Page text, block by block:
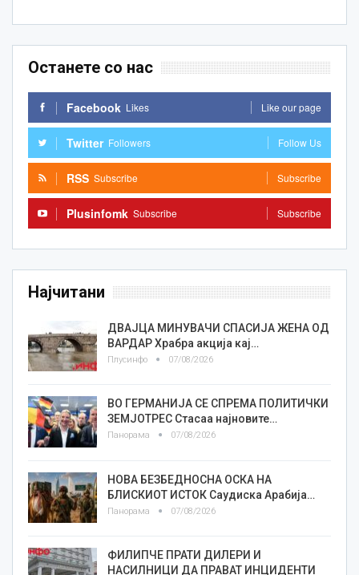
Останете со нас
Facebook Likes Like our page
Twitter Followers Follow Us
RSS Subscribe Subscribe
Plusinfomk Subscribe Subscribe
Најчитани
ДВАЈЦА МИНУВАЧИ СПАСИЈА ЖЕНА ОД
ВАРДАР Храбра акција кај…
Плусинфо 07/08/2026
ВО ГЕРМАНИЈА СЕ СПРЕМА ПОЛИТИЧКИ
ЗЕМЈОТРЕС Стасаа најновите…
Панорама 07/08/2026
НОВА БЕЗБЕДНОСНА ОСКА НА
БЛИСКИОТ ИСТОК Саудиска Арабија…
Панорама 07/08/2026
ФИЛИПЧЕ ПРАТИ ДИЛЕРИ И
НАСИЛНИЦИ ДА ПРАВАТ ИНЦИДЕНТИ